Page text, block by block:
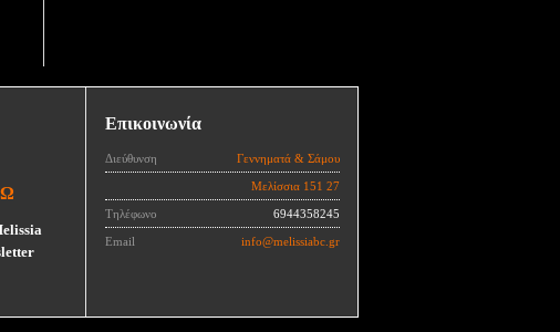
Επικοινωνία
Διεύθυνση Γεννηματά & Σάμου
Μελίσσια 151 27
Τηλέφωνο 6944358245
Email info@melissiabc.gr